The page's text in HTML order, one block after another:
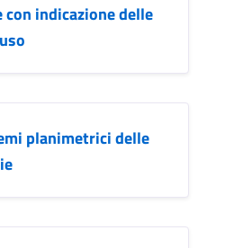
con indicazione delle
planimetrici delle